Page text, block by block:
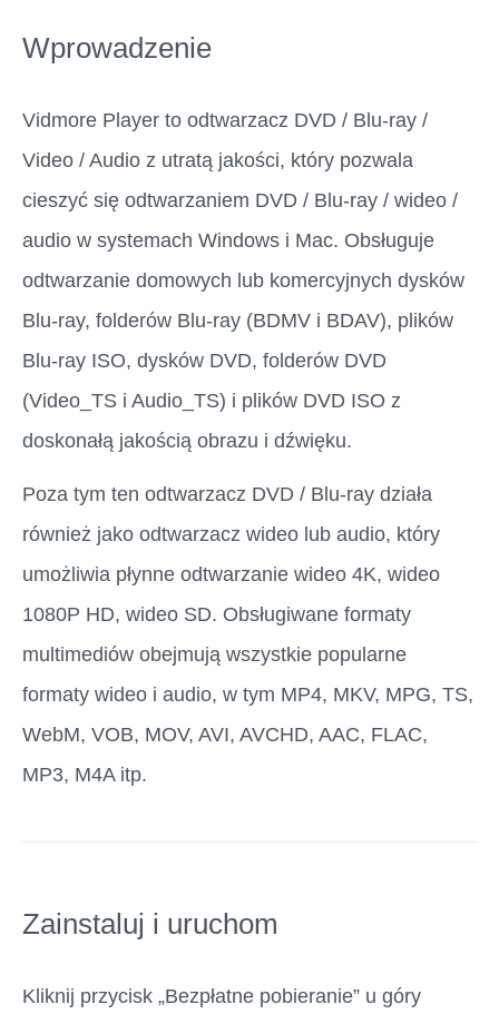
Wprowadzenie
Vidmore Player to odtwarzacz DVD / Blu-ray /
Video / Audio z utratą jakości, który pozwala
cieszyć się odtwarzaniem DVD / Blu-ray / wideo /
audio w systemach Windows i Mac. Obsługuje
odtwarzanie domowych lub komercyjnych dysków
Blu-ray, folderów Blu-ray (BDMV i BDAV), plików
Blu-ray ISO, dysków DVD, folderów DVD
(Video_TS i Audio_TS) i plików DVD ISO z
doskonałą jakością obrazu i dźwięku.
Poza tym ten odtwarzacz DVD / Blu-ray działa
również jako odtwarzacz wideo lub audio, który
umożliwia płynne odtwarzanie wideo 4K, wideo
1080P HD, wideo SD. Obsługiwane formaty
multimediów obejmują wszystkie popularne
formaty wideo i audio, w tym MP4, MKV, MPG, TS,
WebM, VOB, MOV, AVI, AVCHD, AAC, FLAC,
MP3, M4A itp.
Zainstaluj i uruchom
Kliknij przycisk „Bezpłatne pobieranie” u góry